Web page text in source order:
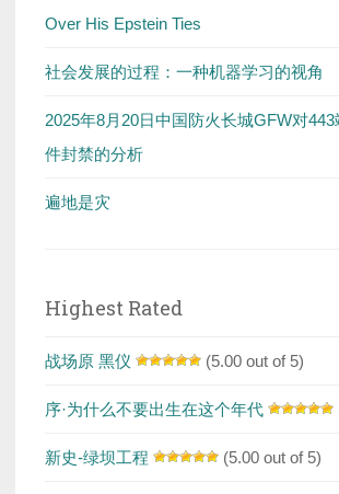
Over His Epstein Ties
社会发展的过程：一种机器学习的视角
2025年8月20日中国防火长城GFW对
件封禁的分析
遍地是灾
Highest Rated
战场原 黑仪 (5.00 out of 5)
序·为什么不要出生在这个年代
新史-绿坝工程 (5.00 out of 5)